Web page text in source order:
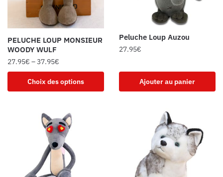
PELUCHE LOUP MONSIEUR
WOODY WULF
27.95€ –37.95€
Choix des options
Peluche Loup Auzou
27.95€
Ajouter au panier